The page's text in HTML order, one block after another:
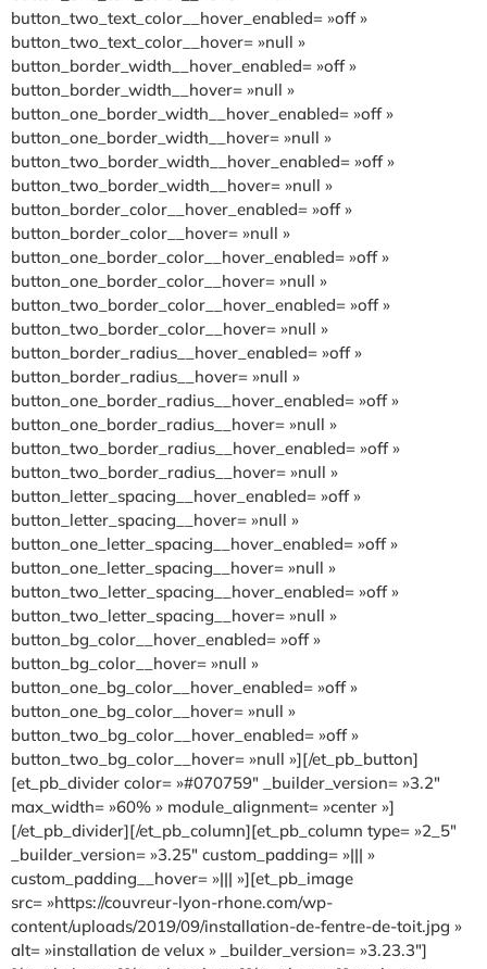
button_two_text_color__hover_enabled= »off »
button_two_text_color__hover= »null »
button_border_width__hover_enabled= »off »
button_border_width__hover= »null »
button_one_border_width__hover_enabled= »off »
button_one_border_width__hover= »null »
button_two_border_width__hover_enabled= »off »
button_two_border_width__hover= »null »
button_border_color__hover_enabled= »off »
button_border_color__hover= »null »
button_one_border_color__hover_enabled= »off »
button_one_border_color__hover= »null »
button_two_border_color__hover_enabled= »off »
button_two_border_color__hover= »null »
button_border_radius__hover_enabled= »off »
button_border_radius__hover= »null »
button_one_border_radius__hover_enabled= »off »
button_one_border_radius__hover= »null »
button_two_border_radius__hover_enabled= »off »
button_two_border_radius__hover= »null »
button_letter_spacing__hover_enabled= »off »
button_letter_spacing__hover= »null »
button_one_letter_spacing__hover_enabled= »off »
button_one_letter_spacing__hover= »null »
button_two_letter_spacing__hover_enabled= »off »
button_two_letter_spacing__hover= »null »
button_bg_color__hover_enabled= »off »
button_bg_color__hover= »null »
button_one_bg_color__hover_enabled= »off »
button_one_bg_color__hover= »null »
button_two_bg_color__hover_enabled= »off »
button_two_bg_color__hover= »null »][/et_pb_button]
[et_pb_divider color= »#070759″ _builder_version= »3.2″
max_width= »60% » module_alignment= »center »]
[/et_pb_divider][/et_pb_column][et_pb_column type= »2_5″
_builder_version= »3.25″ custom_padding= »||| »
custom_padding__hover= »||| »][et_pb_image
src= »https://couvreur-lyon-rhone.com/wp-
content/uploads/2019/09/installation-de-fentre-de-toit.jpg »
alt= »installation de velux » _builder_version= »3.23.3″]